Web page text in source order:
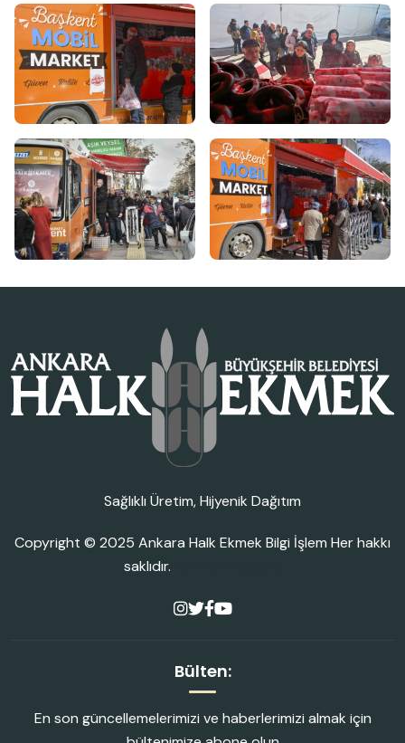
Sağlıklı Üretim, Hijyenik Dağıtım
Copyright © 2025 Ankara Halk Ekmek Bilgi İşlem Her hakkı
saklıdır.
Bülten:
En son güncellemelerimizi ve haberlerimizi almak için